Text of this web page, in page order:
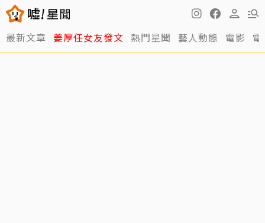
最新文章 姜厚任女友發文 熱門星聞 藝人動態 電影